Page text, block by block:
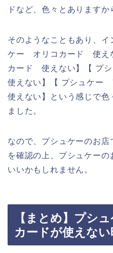
ドなど、色々とありますか
そのようなこともあり、イ
ケー オリコカード 使え
カード 使えない】【 プ
使えない】【 プシュケー
使えない】という感じで色
ました。
なので、プシュケーのお
を確認の上、プシュケーの
いいかもしれません。
【まとめ】プシ
カードが使えな